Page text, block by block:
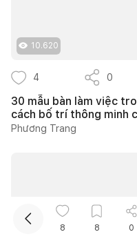
10.620
4 0
30 mẫu bàn làm việc
cách bố trí thông minh
Phương Trang
8 8 0